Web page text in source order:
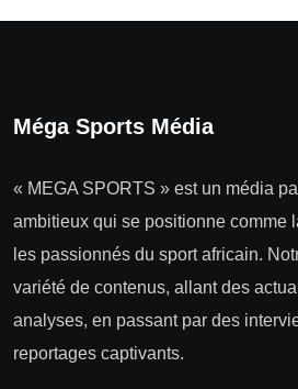
Méga Sports Média
« MEGA SPORTS » est un média
ambitieux qui se positionne comme
les passionnés du sport africain.
variété de contenus, allant des
analyses, en passant par des
reportages captivants.